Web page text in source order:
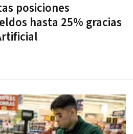
posiciones
hasta 25% gracias